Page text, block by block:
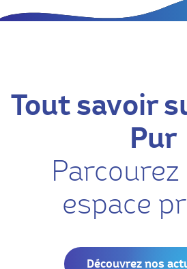
Tout savoir
Pur
espace
Découvrez nos